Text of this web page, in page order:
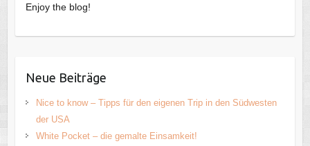
Enjoy the blog!
Neue Beiträge
Nice to know – Tipps für den eigenen Trip in den Südwesten
der USA
White Pocket – die gemalte Einsamkeit!